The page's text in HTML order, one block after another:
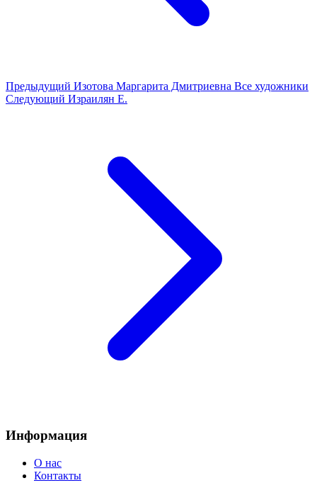
Предыдущий Изотова Маргарита Дмитриевна Все художники
Следующий Израилян Е.
Информация
О нас
Контакты